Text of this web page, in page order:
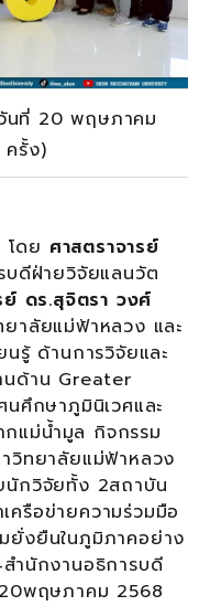
ที่ 20 พฤษภาคม
รั้ง)
ดย ศาสตราจารย์
บดีฝ่ายวิจัยแลนวัต
ย์ ดร.สุจิตรา วงศ์
าลัยแม่ฟ้าหลวง และ
นรู้ ด้านการวิจัยและ
นด้าน Greater
ศึกษาภูมินิเวศและ
แม่น้ำมูล กิจกรรม
วิทยาลัยแม่ฟ้าหลวง
นักวิจัยทั้ง 2สถาบัน
ครือข่ายความร่วมมือ
ยั่งยืนในภูมิภาคอย่าง
ำนักงานอธิการบดี
พฤษภาคม 2568